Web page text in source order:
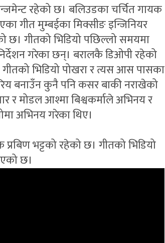
रहेको छ। बलिउडका चर्चित गायक
गीत मुम्बईका मिक्सीङ इन्जिनियर
छ। गीतको भिडियो पछिल्लो समयमा
गरेका छन्। बरालकै डिओपी रहेको
भिडियो पोखरा र त्यस आस पासका
बनाउँन कुनै पनि कसर बाकी नराखेको
र मोडल आश्मा बिश्वकर्माले अभिनय र
अभिनय गरेका थिए।
प्रबिण भट्टको रहेको छ। गीतको भिडियो
छ।